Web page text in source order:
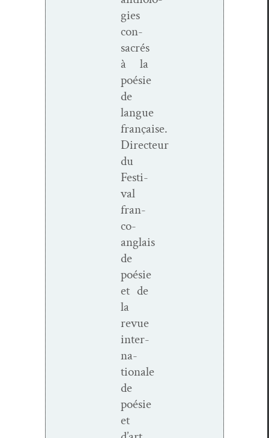
gies
con­
sacrés
à la
poésie
de
langue
française.
Directeur
du
Fes­ti­
val
fran­­
co-
anglais
de
poésie
et de
la
revue
inter­
na­
tionale
de
poésie
et